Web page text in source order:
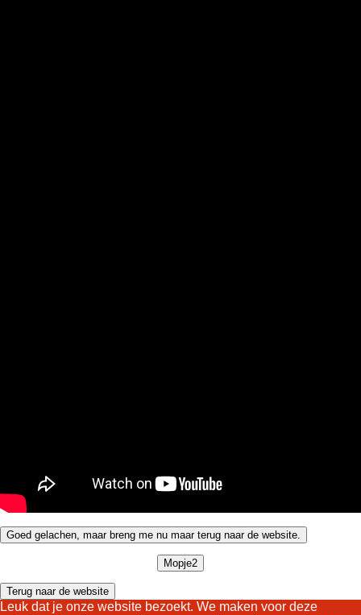
Goed gelachen, maar breng me nu maar terug naar de website.
Mopje2
Terug naar de website
Leuk dat je onze website bezoekt. We maken voor deze